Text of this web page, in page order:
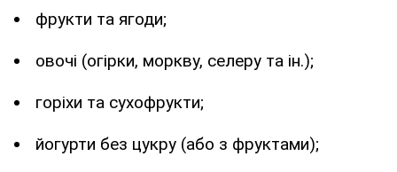
фрукти та ягоди;
овочі (огірки, моркву, селеру та ін.);
горіхи та сухофрукти;
йогурти без цукру (або з фруктами);